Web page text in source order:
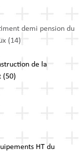
demi pension du
(14)
de la
(50)
HT du